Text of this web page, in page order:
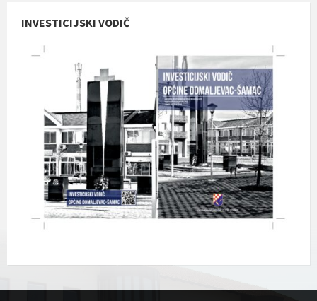
INVESTICIJSKI VODIČ